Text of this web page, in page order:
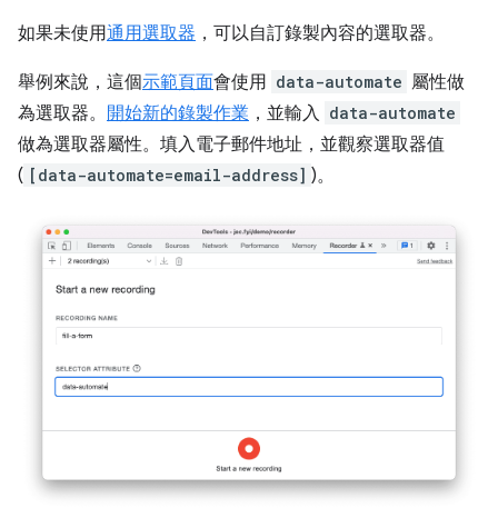
如果未使用通用選取器 ，可以自訂錄製內容的選取器。
舉例來說，這個示範頁面會使用 data-automate 屬性做
為選取器。 開始新的錄製作業 ，並輸入 data-automate
做為選取器屬性。填入電子郵件地址，並觀察選取器值
( [data-automate=email-address] )。